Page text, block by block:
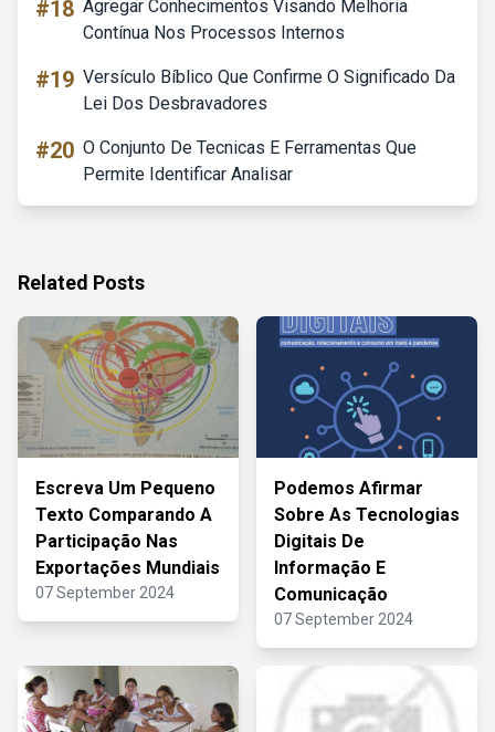
#18 Agregar Conhecimentos Visando Melhoria
Contínua Nos Processos Internos
#19 Versículo Bíblico Que Confirme O Significado Da
Lei Dos Desbravadores
#20 O Conjunto De Tecnicas E Ferramentas Que
Permite Identificar Analisar
Related Posts
Escreva Um Pequeno
Texto Comparando A
Participação Nas
Exportações Mundiais
07 September 2024
Podemos Afirmar
Sobre As Tecnologias
Digitais De
Informação E
Comunicação
07 September 2024